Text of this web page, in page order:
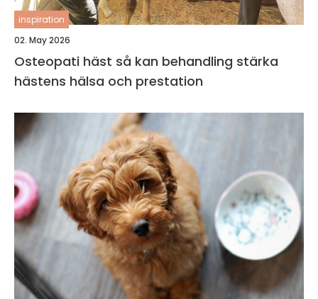
inspiration
02. May 2026
Osteopati häst så kan behandling stärka
hästens hälsa och prestation